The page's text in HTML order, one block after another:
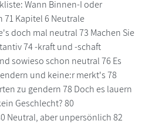
Wann Binnen-I oder
71 Kapitel 6 Neutrale
doch mal neutral 73 Machen Sie
74 -kraft und -schaft
sowieso schon neutral 76 Es
und keine:r merkt's 78
zu gendern 78 Doch es lauern
Geschlecht? 80
Neutral, aber unpersönlich 82